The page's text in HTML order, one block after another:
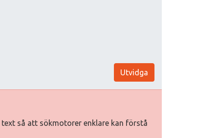
Utvidga
så att sökmotorer enklare kan förstå